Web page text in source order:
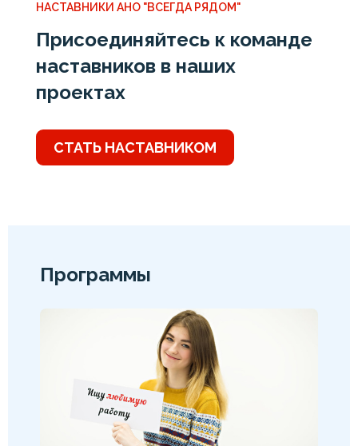
НАСТАВНИКИ АНО "ВСЕГДА РЯДОМ"
Присоединяйтесь к команде
наставников в наших
проектах
СТАТЬ НАСТАВНИКОМ
Программы